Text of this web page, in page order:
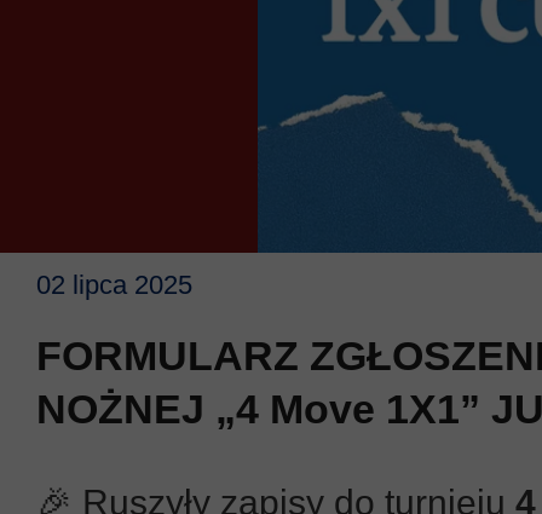
02 lipca 2025
FORMULARZ
NOŻNEJ „4 Move 1X1”
🎉 Ruszyły zapisy do turnieju